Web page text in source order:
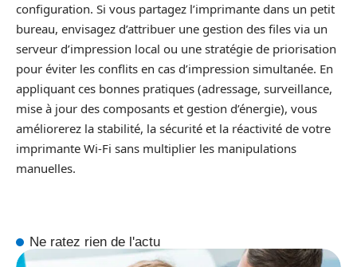
configuration. Si vous partagez l’imprimante dans un petit
bureau, envisagez d’attribuer une gestion des files via un
serveur d’impression local ou une stratégie de priorisation
pour éviter les conflits en cas d’impression simultanée. En
appliquant ces bonnes pratiques (adressage, surveillance,
mise à jour des composants et gestion d’énergie), vous
améliorerez la stabilité, la sécurité et la réactivité de votre
imprimante Wi‑Fi sans multiplier les manipulations
manuelles.
Ne ratez rien de l'actu